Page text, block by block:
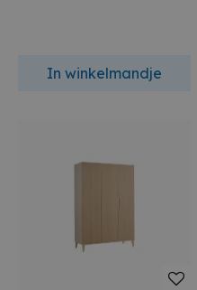
In winkelmandje